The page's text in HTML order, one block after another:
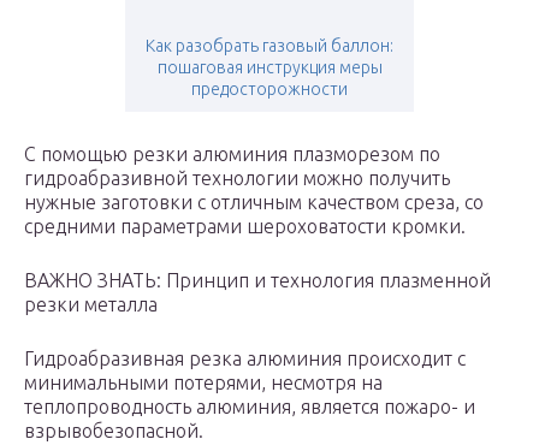
Как разобрать газовый баллон:
пошаговая инструкция меры
предосторожности
С помощью резки алюминия плазморезом по
гидроабразивной технологии можно получить
нужные заготовки с отличным качеством среза, со
средними параметрами шероховатости кромки.
ВАЖНО ЗНАТЬ: Принцип и технология плазменной
резки металла
Гидроабразивная резка алюминия происходит с
минимальными потерями, несмотря на
теплопроводность алюминия, является пожаро- и
взрывобезопасной.